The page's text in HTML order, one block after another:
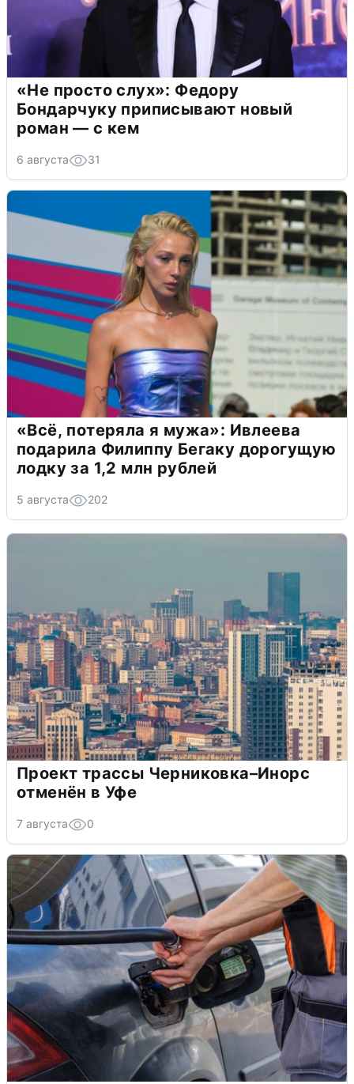
«Не просто слух»: Федору
Бондарчуку приписывают новый
роман — с кем
6 августа 31
«Всё, потеряла я мужа»: Ивлеева
подарила Филиппу Бегаку дорогущую
лодку за 1,2 млн рублей
5 августа 202
Проект трассы Черниковка–Инорс
отменён в Уфе
7 августа 0